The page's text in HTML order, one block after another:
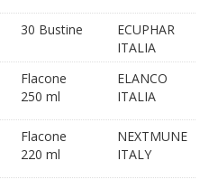
30 Bustine
ECUPHAR
ITALIA
Flacone
250 ml
ELANCO
ITALIA
Flacone
220 ml
NEXTMUNE
ITALY